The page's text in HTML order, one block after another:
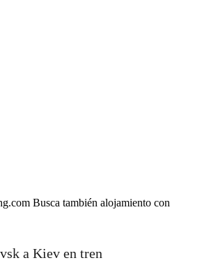
Busca también alojamiento con
a Kiev en tren